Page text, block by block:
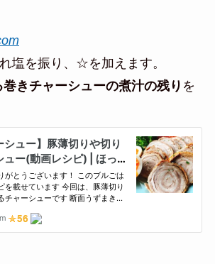
塩を振り、☆を加えます。
巻きチャーシューの煮汁の残り を